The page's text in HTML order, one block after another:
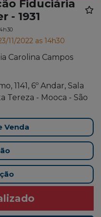
Fiduciária
- 1931
11/2022 as 14h30
Carolina Campos
1141, 6º Andar, Sala
Tereza - Mooca - São
Venda